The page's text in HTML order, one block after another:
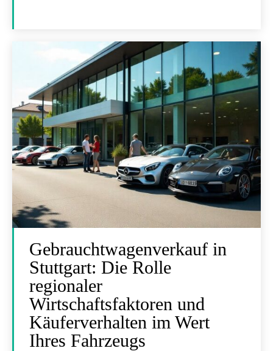
Gebrauchtwagenverkauf in
Stuttgart: Die Rolle
regionaler
Wirtschaftsfaktoren und
Käuferverhalten im Wert
Ihres Fahrzeugs